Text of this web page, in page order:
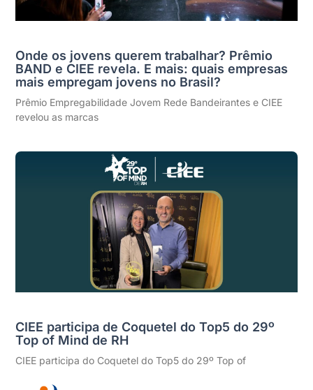
Onde os jovens querem trabalhar? Prêmio
BAND e CIEE revela. E mais: quais empresas
mais empregam jovens no Brasil?
Prêmio Empregabilidade Jovem Rede Bandeirantes e CIEE
revelou as marcas
CIEE participa de Coquetel do Top5 do 29º
Top of Mind de RH
CIEE participa do Coquetel do Top5 do 29º Top of